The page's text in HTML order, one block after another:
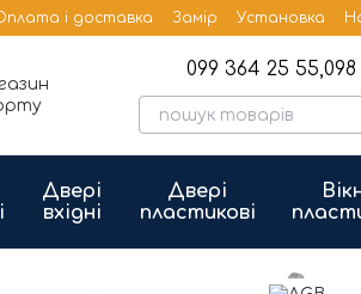
контенту
і доставка Замір Установка
оферта
099 364 25 55,098
Двері
вхідні
Двері
пластикові